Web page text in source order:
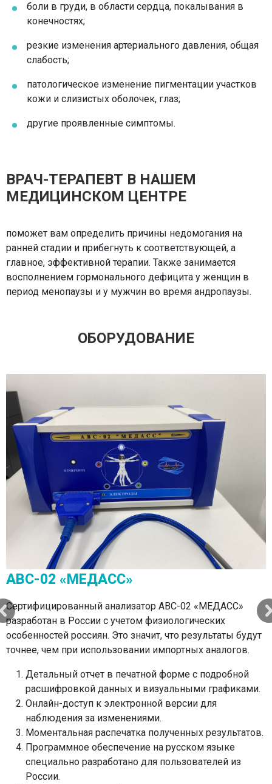
боли в груди, в области сердца, покалывания в
конечностях;
резкие изменения артериального давления, общая
слабость;
патологическое изменение пигментации участков
кожи и слизистых оболочек, глаз;
другие проявленные симптомы.
ВРАЧ-ТЕРАПЕВТ В НАШЕМ
МЕДИЦИНСКОМ ЦЕНТРЕ
поможет вам определить причины недомогания на
ранней стадии и прибегнуть к соответствующей, а
главное, эффективной терапии. Также занимается
восполнением гормонального дефицита у женщин в
период менопаузы и у мужчин во время андропаузы.
ОБОРУДОВАНИЕ
АВС-02 «МЕДАСС»
Сертифицированный анализатор АВС-02 «МЕДАСС»
разработан в России с учетом физиологических
особенностей россиян. Это значит, что результаты будут
точнее, чем при использовании импортных аналогов.
Детальный отчет в печатной форме с подробной
расшифровкой данных и визуальными графиками.
Онлайн-доступ к электронной версии для
наблюдения за изменениями.
Моментальная распечатка полученных результатов.
Программное обеспечение на русском языке
специально разработано для пользователей из
России.
Электрокардиограф ЭК3Т-01-Р-Д/1
процедура занимает несколько минут, проходит
безболезненно;
метод безопасен для взрослых, детей, беременных
женщин и пожилых людей;
кардиограмма печатается сразу, поэтому врач
быстро получит информацию о работе сердца.